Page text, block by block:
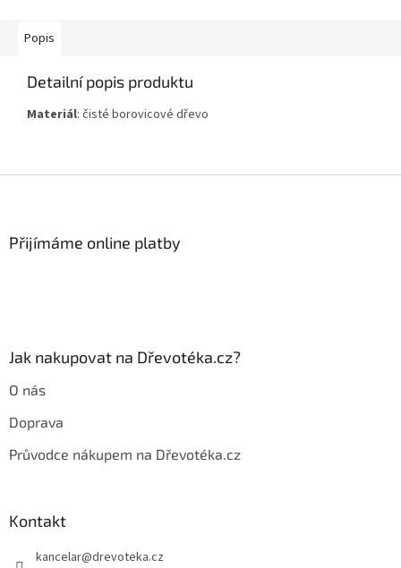
Popis
Detailní popis produktu
Materiál: čisté borovicové dřevo
Přijímáme online platby
Jak nakupovat na Dřevotéka.cz?
O nás
Doprava
Průvodce nákupem na Dřevotéka.cz
Kontakt
kancelar@drevoteka.cz